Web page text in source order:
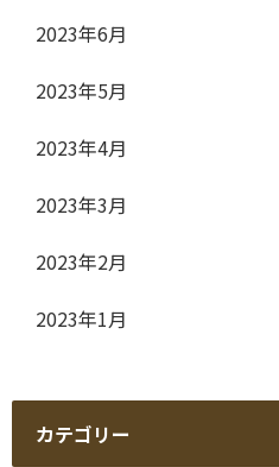
2023年6月
2023年5月
2023年4月
2023年3月
2023年2月
2023年1月
カテゴリー